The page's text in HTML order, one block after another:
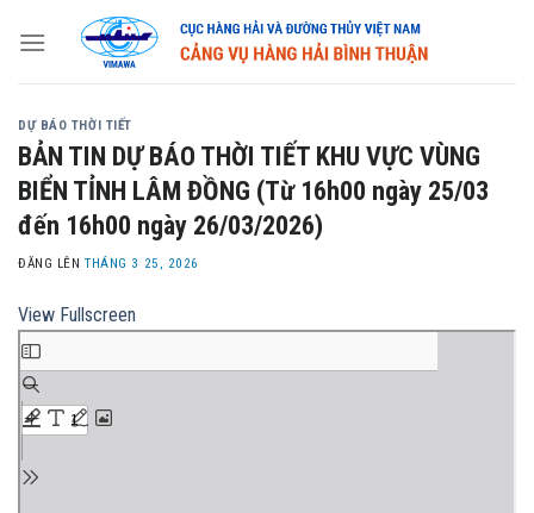
DỰ BÁO THỜI TIẾT
BẢN TIN DỰ BÁO THỜI TIẾT KHU VỰC VÙNG
BIỂN TỈNH LÂM ĐỒNG (Từ 16h00 ngày 25/03
đến 16h00 ngày 26/03/2026)
ĐĂNG LÊNTHÁNG 3 25, 2026
View Fullscreen